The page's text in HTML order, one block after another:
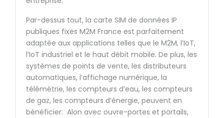
Par-dessus tout, la carte SIM de données IP
publiques fixes M2M France est parfaitement
adaptée aux applications telles que le M2M, l’IoT,
l’IoT industriel et le haut débit mobile. De plus, les
systèmes de points de vente, les distributeurs
automatiques, l’affichage numérique, la
télémétrie, les compteurs d’eau, les compteurs
de gaz, les compteurs d’énergie, peuvent en
bénéficier. Alon avec ouvre-portes et portails,